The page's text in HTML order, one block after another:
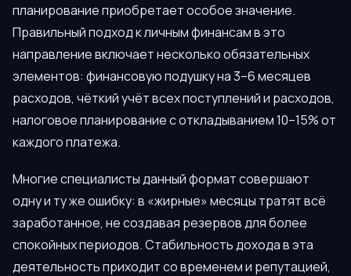
планирование приобретает особое значение.
Правильный подход к личным финансам в это
направление включает несколько обязательных
элементов: финансовую подушку на 3–6 месяцев
расходов, чёткий учёт всех поступлений и расходов,
налоговое планирование с откладыванием 10–15% от
каждого платежа.
Многие специалисты данный формат совершают
одну и ту же ошибку: в «жирные» месяцы тратят всё
заработанное, не создавая резервов для более
спокойных периодов. Стабильность дохода в эта
деятельность приходит со временем и репутацией,